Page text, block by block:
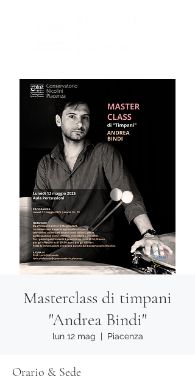
Masterclass di timpani
"Andrea Bindi"
lun 12 mag
  |
Piacenza
Orario & Sede